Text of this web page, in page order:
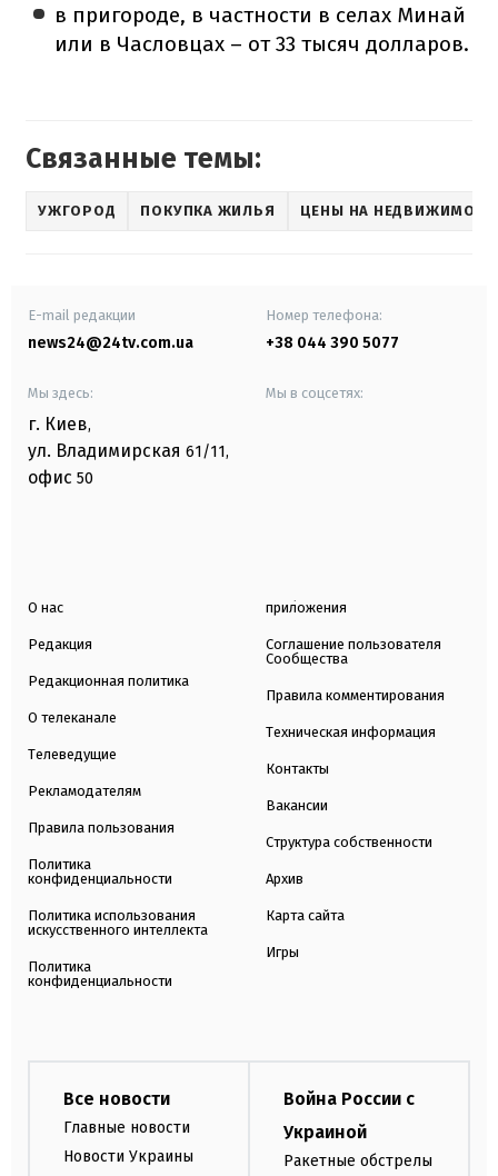
в пригороде, в частности в селах Минай
или в Часловцах – от 33 тысяч долларов.
Связанные темы:
УЖГОРОД ПОКУПКА ЖИЛЬЯ ЦЕНЫ НА
E-mail редакции
news24@24tv.com.ua
Номер телефона:
+38 044 390 5077
Мы здесь:
г. Киев,
ул. Владимирская 61/11,
офис 50
Мы в соцсетях:
О нас
Редакция
Редакционная политика
О телеканале
Телеведущие
Рекламодателям
Правила пользования
Политика
конфиденциальности
Политика использования
искусственного интеллекта
Политика
конфиденциальности
приложения
Соглашение пользователя
Сообщества
Правила комментирования
Техническая информация
Контакты
Вакансии
Структура собственности
Архив
Карта сайта
Игры
Все новости
Главные новости
Новости Украины
Война России с
Украиной
Ракетные обстрелы